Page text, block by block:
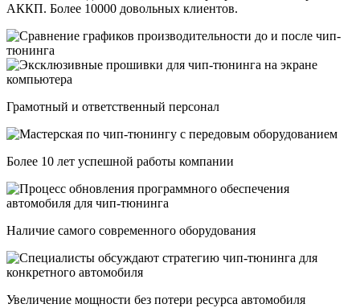
АККП. Более 10000 довольных клиентов.
Грамотный и ответственный персонал
Более 10 лет успешной работы компании
Наличие самого современного оборудования
Увеличение мощности без потери ресурса автомобиля